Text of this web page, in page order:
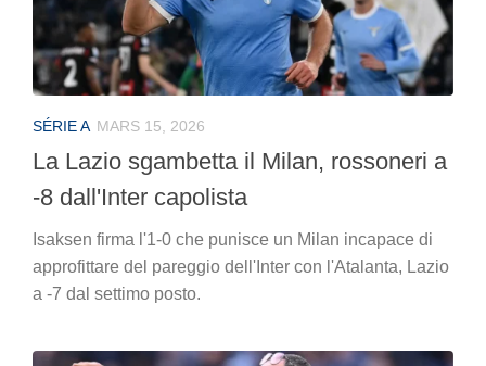
SÉRIE A MARS 15, 2026
La Lazio sgambetta il Milan, rossoneri a
-8 dall'Inter capolista
Isaksen firma l'1-0 che punisce un Milan incapace di
approfittare del pareggio dell'Inter con l'Atalanta, Lazio
a -7 dal settimo posto.